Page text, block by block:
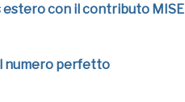
con il contributo MISE
numero perfetto